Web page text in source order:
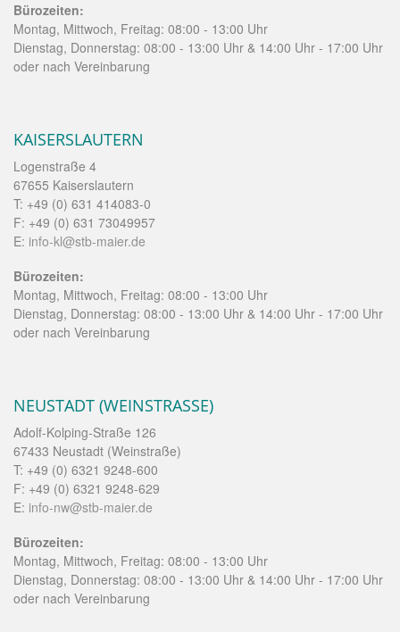
Bürozeiten:
Montag, Mittwoch, Freitag: 08:00 - 13:00 Uhr
Dienstag, Donnerstag: 08:00 - 13:00 Uhr & 14:00 Uhr - 17:00 Uhr
oder nach Vereinbarung
KAISERSLAUTERN
Logenstraße 4
67655 Kaiserslautern
T: +49 (0) 631 414083-0
F: +49 (0) 631 73049957
E: info-kl@stb-maier.de
Bürozeiten:
Montag, Mittwoch, Freitag: 08:00 - 13:00 Uhr
Dienstag, Donnerstag: 08:00 - 13:00 Uhr & 14:00 Uhr - 17:00 Uhr
oder nach Vereinbarung
NEUSTADT (WEINSTRASSE)
Adolf-Kolping-Straße 126
67433 Neustadt (Weinstraße)
T: +49 (0) 6321 9248-600
F: +49 (0) 6321 9248-629
E: info-nw@stb-maier.de
Bürozeiten:
Montag, Mittwoch, Freitag: 08:00 - 13:00 Uhr
Dienstag, Donnerstag: 08:00 - 13:00 Uhr & 14:00 Uhr - 17:00 Uhr
oder nach Vereinbarung